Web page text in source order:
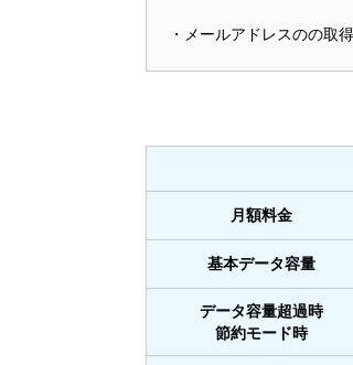
・メールアドレスのの取
月額料金
基本データ容量
データ容量超過時
節約モード時